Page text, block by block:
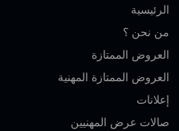
الرئيسية
من نحن ؟
العروض الممتازة
العروض الممتازة المهنية‎
إعلانات
صالات عرض المهنيين